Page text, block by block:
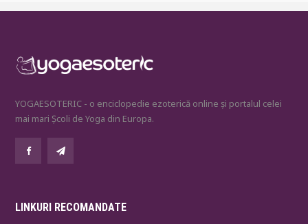
YOGAESOTERIC - o enciclopedie ezoterică online și portalul celei
mai mari Școli de Yoga din Europa.
LINKURI RECOMANDATE